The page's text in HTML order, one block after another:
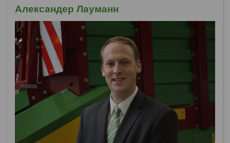
Александер Лауманн